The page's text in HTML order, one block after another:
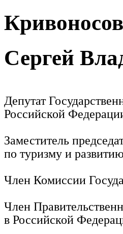
Кривоносов
Сергей
Депутат
Российской
Заместитель
по туризму и
Член Комиссии
Член
в Российской